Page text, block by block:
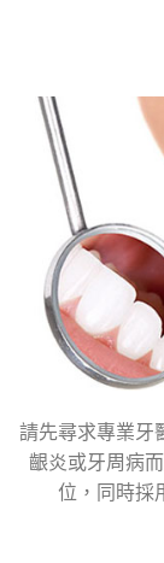
請先尋求專業牙
齦炎或牙周病
位，同時採